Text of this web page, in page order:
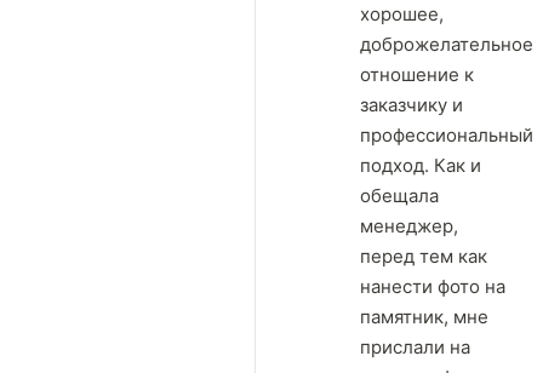
хорошее,
доброжелательное
отношение к
заказчику и
профессиональный
подход. Как и
обещала
менеджер,
перед тем как
нанести фото на
памятник, мне
прислали на